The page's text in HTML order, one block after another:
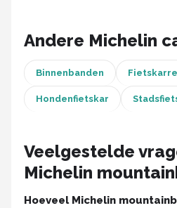
Kinderfietsen
Stadsfietsen
Elektrische fietsen
Shop
POPULAIRE MERKEN
Andere Michelin
Binnenbanden
Hondenfietskar
Veelgestelde
Michelin
Hoeveel Michelin